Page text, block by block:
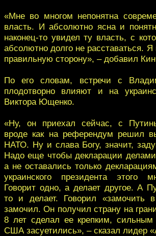
«Мне во многом непонятна
власть. И абсолютно ясна и
наконец-то увидел ту власть, с
абсолютно долго не расставаться.
правильную сторону», – добавил
По его словам, встречи с
плодотворно влияют и на
Виктора Ющенко.
«Ну, он приехал сейчас, с
вроде как на референдум решил
НАТО. Ну и слава Богу, значит,
Надо еще чтобы декларации
а не оставались только
украинского президента этого
Говорит одно, а делает другое. А
то и делает. Говорил «замочить
замочил. Он получил страну на
8 лет сделал ее крепким, сильным
США засуетились», – сказал лидер